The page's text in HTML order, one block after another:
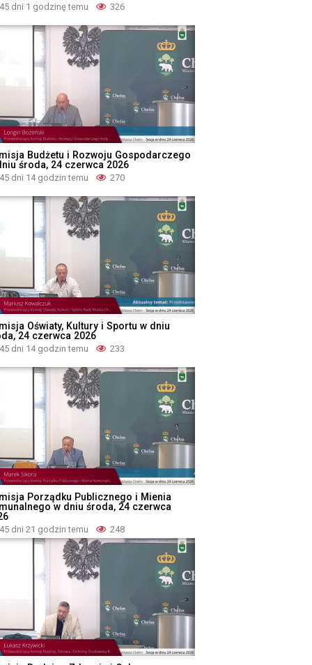
45 dni 1 godzinę temu 326
Budżetu i Rozwoju Gospodarczego
środa, 24 czerwca 2026
45 dni 14 godzin temu 270
Oświaty, Kultury i Sportu w dniu
24 czerwca 2026
45 dni 14 godzin temu 233
Porządku Publicznego i Mienia
w dniu środa, 24 czerwca
45 dni 21 godzin temu 248